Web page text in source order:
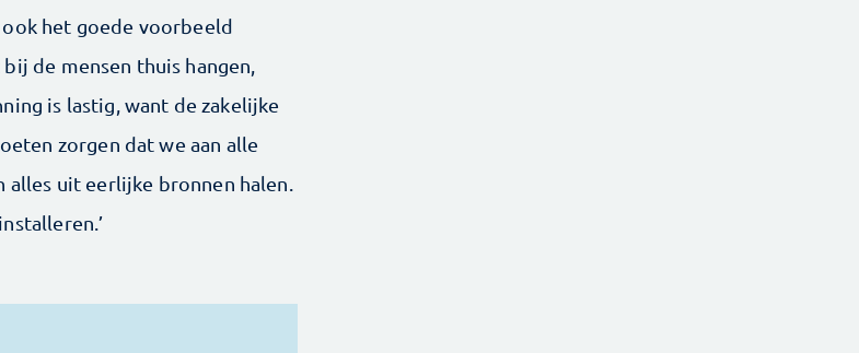
het goede voorbeeld
de mensen thuis hangen,
is lastig, want de zakelijke
zorgen dat we aan alle
uit eerlijke bronnen halen.